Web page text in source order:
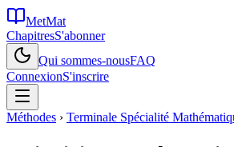
MetMat
ChapitresS'abonner
Qui sommes-nousFAQ
ConnexionS'inscrire
Méthodes › Terminale Spécialité